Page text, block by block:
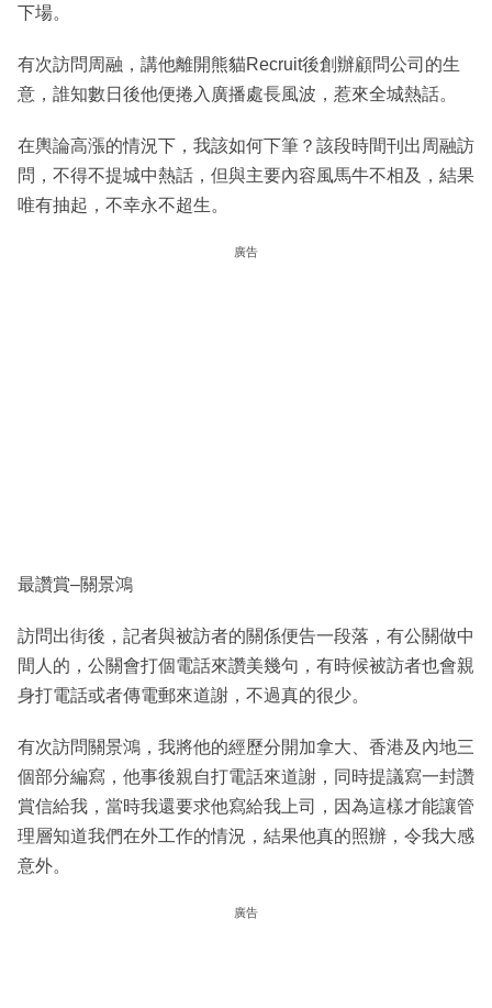
下場。
有次訪問周融，講他離開熊貓Recruit後創辦顧問公司的生
意，誰知數日後他便捲入廣播處長風波，惹來全城熱話。
在輿論高漲的情況下，我該如何下筆？該段時間刊出周融訪
問，不得不提城中熱話，但與主要內容風馬牛不相及，結果
唯有抽起，不幸永不超生。
廣告
最讚賞–關景鴻
訪問出街後，記者與被訪者的關係便告一段落，有公關做中
間人的，公關會打個電話來讚美幾句，有時候被訪者也會親
身打電話或者傳電郵來道謝，不過真的很少。
有次訪問關景鴻，我將他的經歷分開加拿大、香港及內地三
個部分編寫，他事後親自打電話來道謝，同時提議寫一封讚
賞信給我，當時我還要求他寫給我上司，因為這樣才能讓管
理層知道我們在外工作的情況，結果他真的照辦，令我大感
意外。
廣告